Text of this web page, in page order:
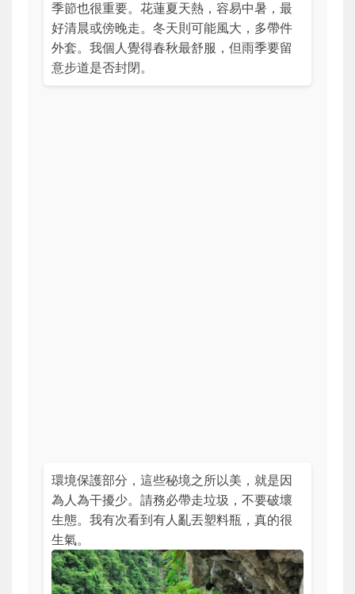
季節也很重要。花蓮夏天熱，容易中暑，最
好清晨或傍晚走。冬天則可能風大，多帶件
外套。我個人覺得春秋最舒服，但雨季要留
意步道是否封閉。
環境保護部分，這些秘境之所以美，就是因
為人為干擾少。請務必帶走垃圾，不要破壞
生態。我有次看到有人亂丟塑料瓶，真的很
生氣。